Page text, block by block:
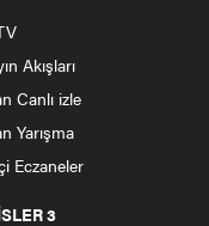
Akışları
Canlı izle
Yarışma
Eczaneler
3